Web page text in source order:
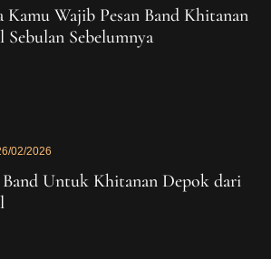
Kamu Wajib Pesan Band Khitanan
Sebelumnya
02/2026
Band Untuk Khitanan Depok dari